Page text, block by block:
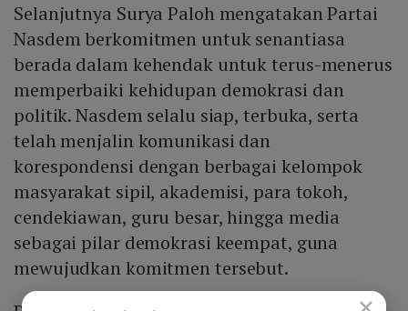
Selanjutnya Surya Paloh mengatakan Partai
Nasdem berkomitmen untuk senantiasa
berada dalam kehendak untuk terus-menerus
memperbaiki kehidupan demokrasi dan
politik. Nasdem selalu siap, terbuka, serta
telah menjalin komunikasi dan
korespondensi dengan berbagai kelompok
masyarakat sipil, akademisi, para tokoh,
cendekiawan, guru besar, hingga media
sebagai pilar demokrasi keempat, guna
mewujudkan komitmen tersebut.